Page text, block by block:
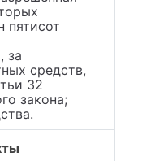
пятисот
за
средств,
32
закона;